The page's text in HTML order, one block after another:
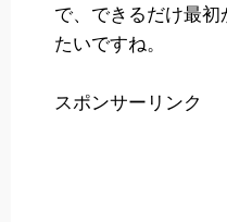
で、できるだけ最
たいですね。
スポンサーリンク